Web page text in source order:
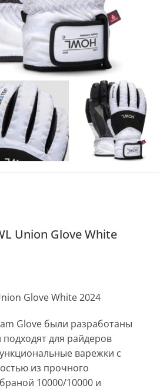
увеличить
Union Glove White
Glove White 2024
Glove были разработаны
для райдеров
варежки с
из прочного
10000/10000 и